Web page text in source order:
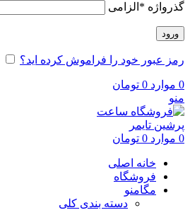
گذرواژه * الزامی
ورود
رمز عبور خود را فراموش کرده اید؟
0 موارد 0 تومان
منو
0 موارد 0 تومان
خانه اصلی
فروشگاه
مگامنو
دسته بندی کلی